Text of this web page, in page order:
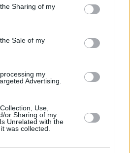
usage behaviour. You may click to
and its third-party tags to
purposes in below Google
Sharing of my
Sale of my
my
Advertising.
Use,
or Sharing of my
Unrelated with the
was collected.